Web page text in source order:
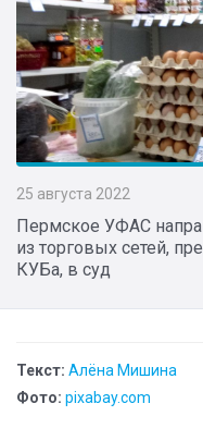
25 августа 2022
Пермское УФАС
из торговых сетей,
КУБа, в суд
Текст: Алёна Мишина
Фото: pixabay.com